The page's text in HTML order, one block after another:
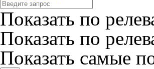
Показать по
Показать по
Показать самые